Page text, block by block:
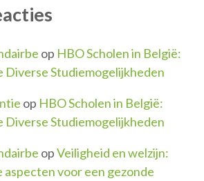
op HBO Scholen in België:
Diverse Studiemogelijkheden
op HBO Scholen in België:
Diverse Studiemogelijkheden
opVeiligheid en welzijn:
aspecten voor een gezonde